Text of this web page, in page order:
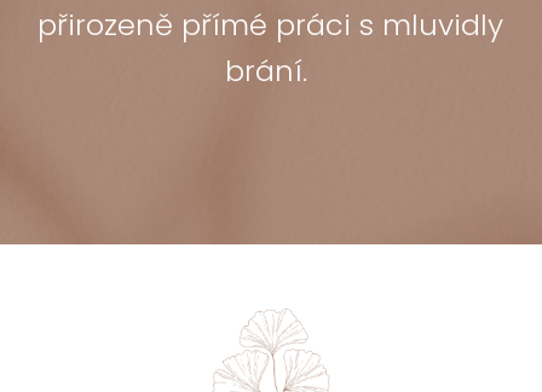
přirozeně přímé práci s mluvidly
brání.